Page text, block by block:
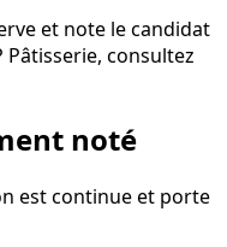
et note le candidat
consultez
noté
est continue et porte